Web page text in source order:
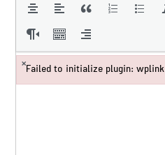
Failed to initialize plugin: wplink
×
Failed to initialize plugin: wplink